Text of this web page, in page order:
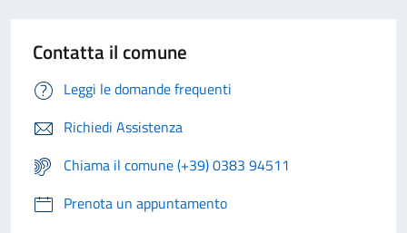
Contatta il comune
Leggi le domande frequenti
Richiedi Assistenza
Chiama il comune (+39) 0383 94511
Prenota un appuntamento